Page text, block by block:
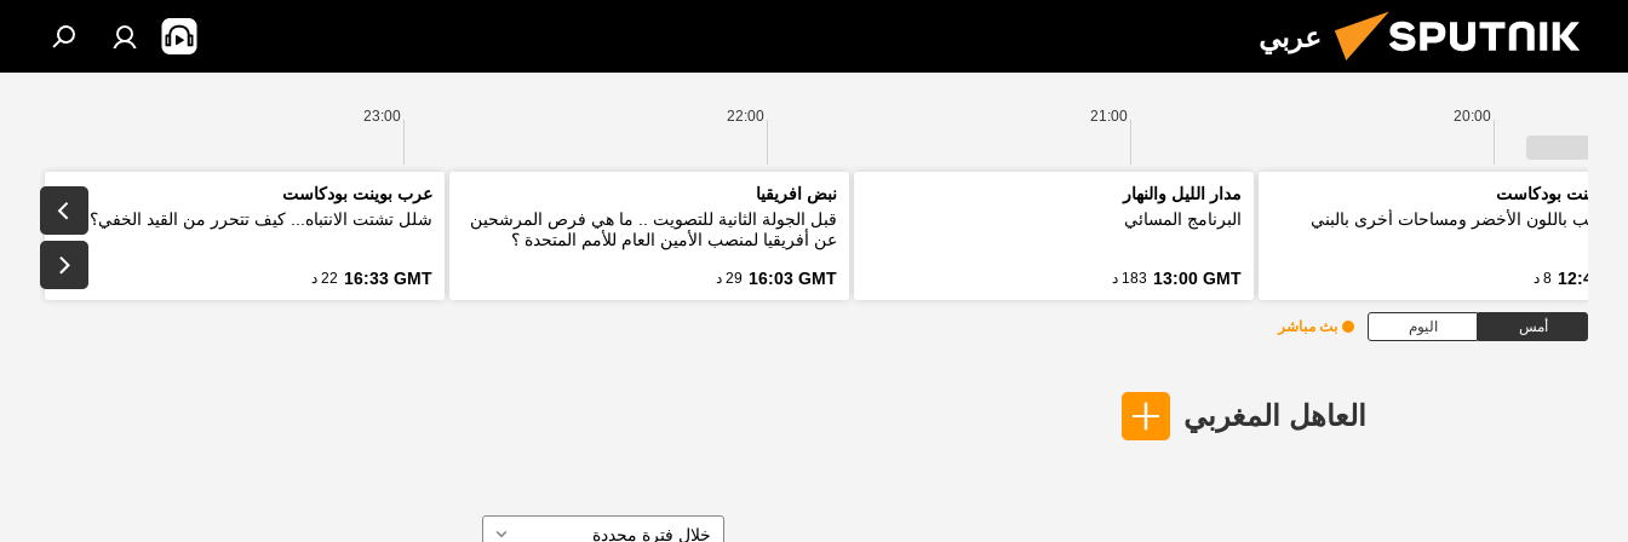
عربي
20:00
21:00
22:00
23:00
بوينت بودكاست
الألب باللون الأخضر ومساحات أخرى بالبني
12:48 8 د
مدار الليل والنهار
البرنامج المسائي
13:00 GMT 183 د
نبض افريقيا
قبل الجولة الثانية للتصويت .. ما هي فرص المرشحين
عن أفريقيا لمنصب الأمين العام للأمم المتحدة ؟
16:03 GMT 29 د
عرب بوينت بودكاست
شلل تشتت الانتباه... كيف تتحرر من القيد الخفي؟
16:33 GMT 22 د
أمس اليوم بث مباشر
العاهل المغربي
خلال فترة محددة